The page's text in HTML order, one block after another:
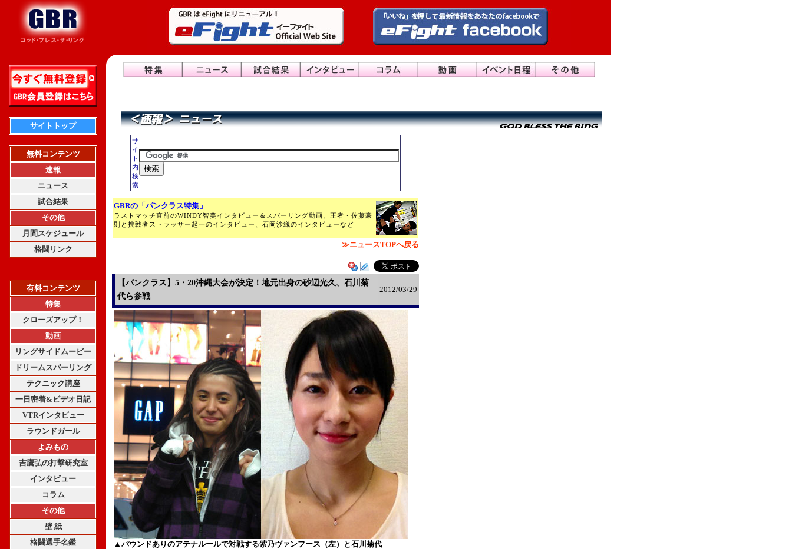
サイトトップ
無料コンテンツ
速報
ニュース
試合結果
その他
月間スケジュール
格闘リンク
有料コンテンツ
特集
クローズアップ！
動画
リングサイドムービー
ドリームスパーリング
テクニック講座
一日密着&ビデオ日記
VTRインタビュー
ラウンドガール
よみもの
吉鷹弘の打撃研究室
インタビュー
コラム
その他
壁 紙
格闘選手名鑑
サ
イ
ト
内
検
索
GBRの「パンクラス特集」
ラストマッチ直前のWINDY智美インタビュー＆スパーリング動画、王者・佐藤豪
則と挑戦者ストラッサー起一のインタビュー、石岡沙織のインタビューなど
≫ニュースTOPへ戻る
【パンクラス】5・20沖縄大会が決定！地元出身の砂辺光久、石川菊
代ら参戦
2012/03/29
▲パウンドありのアテナルールで対戦する紫乃ヴァンフース（左）と石川菊代